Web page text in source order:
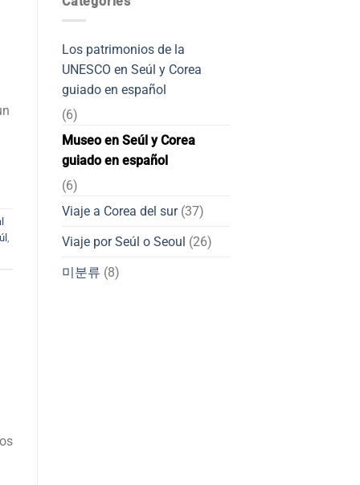
,
Los patrimonios de la
UNESCO en Seúl y Corea
guiado en español
(6)
Museo en Seúl y Corea
guiado en español
(6)
Viaje a Corea del sur(37)
Viaje por Seúl o Seoul (26)
미분류 (8)